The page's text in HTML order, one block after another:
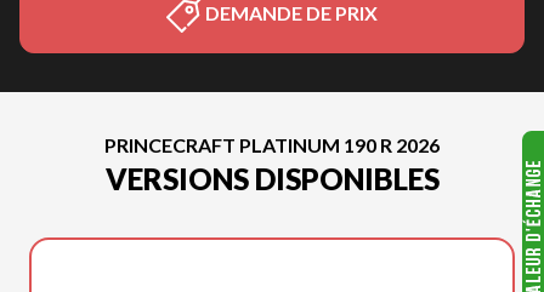
DEMANDE DE PRIX
PRINCECRAFT PLATINUM 190 R 2026
VERSIONS DISPONIBLES